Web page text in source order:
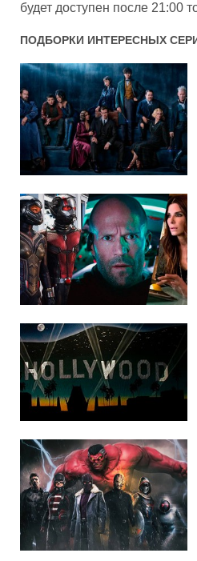
будет доступен после 21:00
ПОДБОРКИ ИНТЕРЕСНЫХ